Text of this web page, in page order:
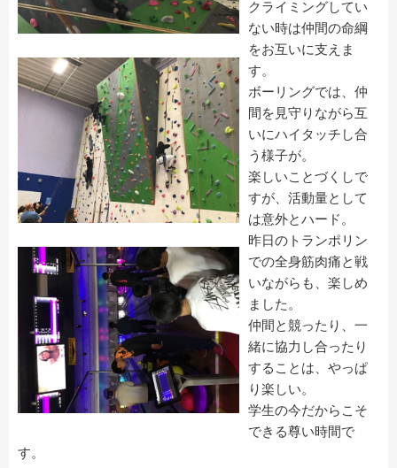
クライミングしてい
ない時は仲間の命綱
をお互いに支えま
す。
ボーリングでは、仲
間を見守りながら互
いにハイタッチし合
う様子が。
楽しいことづくしで
すが、活動量として
は意外とハード。
昨日のトランポリン
での全身筋肉痛と戦
いながらも、楽しめ
ました 。
仲間と競ったり、一
緒に協力し合ったり
することは、やっぱ
り楽しい。
学生の今だからこそ
できる尊い時間で
す。